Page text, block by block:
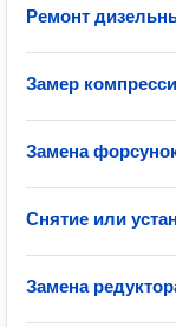
Ремонт
Замер
Замена
Снятие или
Замена